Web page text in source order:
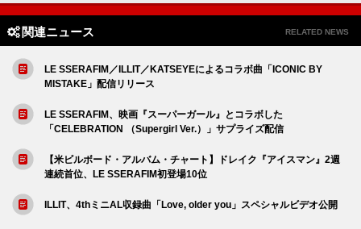
関連ニュース RELATED NEWS
LE SSERAFIM／ILLIT／KATSEYEによるコラボ曲「ICONIC BY
MISTAKE」配信リリース
LE SSERAFIM、映画『スーパーガール』とコラボした
「CELEBRATION （Supergirl Ver.）」サプライズ配信
【米ビルボード・アルバム・チャート】ドレイク『アイスマン』2週
連続首位、LE SSERAFIM初登場10位
ILLIT、4thミニAL収録曲「Love, older you」スペシャルビデオ公開